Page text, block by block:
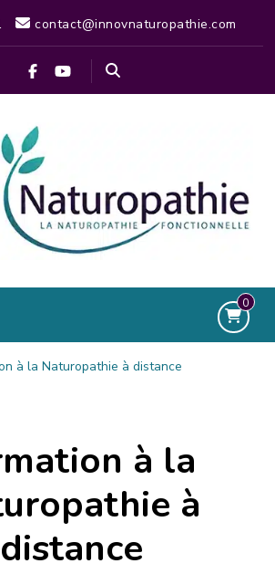
contact@innovnaturopathie.com
0
à la Naturopathie à distance
à la
à
distance